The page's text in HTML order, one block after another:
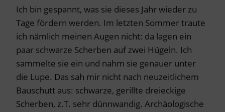
Ich bin gespannt, was sie dieses Jahr wieder zu
Tage fördern werden. Im letzten Sommer traute
ich nämlich meinen Augen nicht: da lagen ein
paar schwarze Scherben auf zwei Hügeln. Ich
sammelte sie ein und nahm sie genauer unter
die Lupe. Das sah mir nicht nach neuzeitlichem
Bauschutt aus: schwarze, gerillte dreieckige
Scherben, z.T. sehr dünnwandig. Archäologische